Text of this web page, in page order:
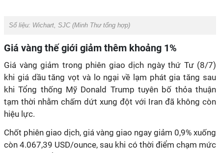
Số liệu: Wichart, SJC (Minh Thư tổng hợp)
Giá vàng thế giới giảm thêm khoảng 1%
Giá vàng giảm trong phiên giao dịch ngày thứ Tư (8/7)
khi giá dầu tăng vọt và lo ngại về lạm phát gia tăng sau
khi Tổng thống Mỹ Donald Trump tuyên bố thỏa thuận
tạm thời nhằm chấm dứt xung đột với Iran đã không còn
hiệu lực.
Chốt phiên giao dịch, giá vàng giao ngay giảm 0,9% xuống
còn 4.067,39 USD/ounce, sau khi có thời điểm chạm mức